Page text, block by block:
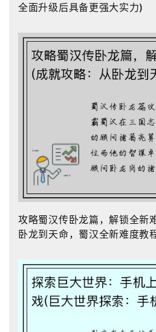
全面升级后具备更强大实力)
攻略蜀汉传卧龙篇，解锁全新
卧龙到天命，蜀汉全新难度教